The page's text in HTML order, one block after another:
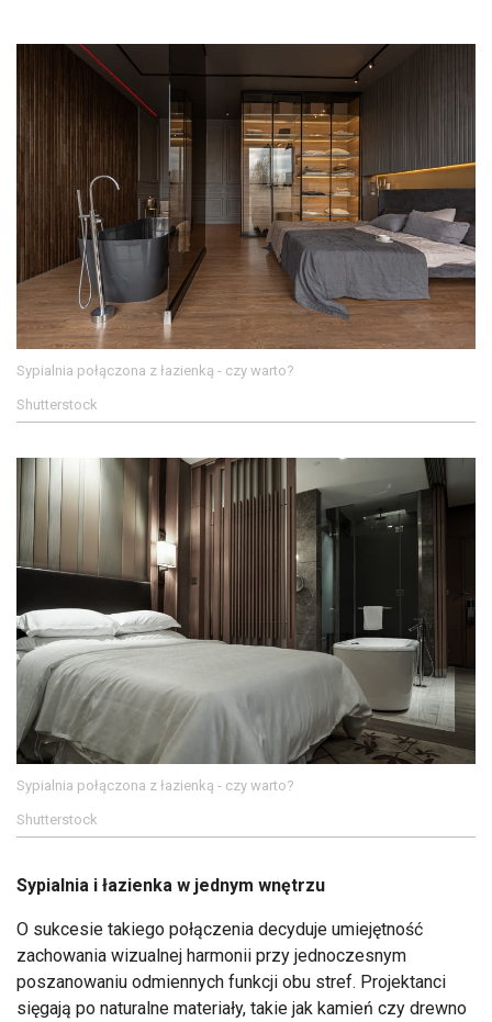
Sypialnia połączona z łazienką - czy warto?
Shutterstock
Sypialnia połączona z łazienką - czy warto?
Shutterstock
Sypialnia i łazienka w jednym wnętrzu
O sukcesie takiego połączenia decyduje umiejętność
zachowania wizualnej harmonii przy jednoczesnym
poszanowaniu odmiennych funkcji obu stref. Projektanci
sięgają po naturalne materiały, takie jak kamień czy drewno